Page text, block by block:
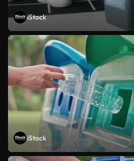
iStock
iStock